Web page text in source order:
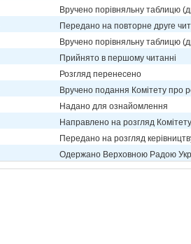
Вручено порівняльну таблицю
Передано на повторне друге
Вручено порівняльну таблицю
Прийнято в першому читанні
Розгляд перенесено
Вручено подання Комітету про
Надано для ознайомлення
Направлено на розгляд Комітету
Передано на розгляд
Одержано Верховною Радою